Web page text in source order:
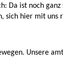
Da ist noch ganz
sich hier mit uns
Unsere